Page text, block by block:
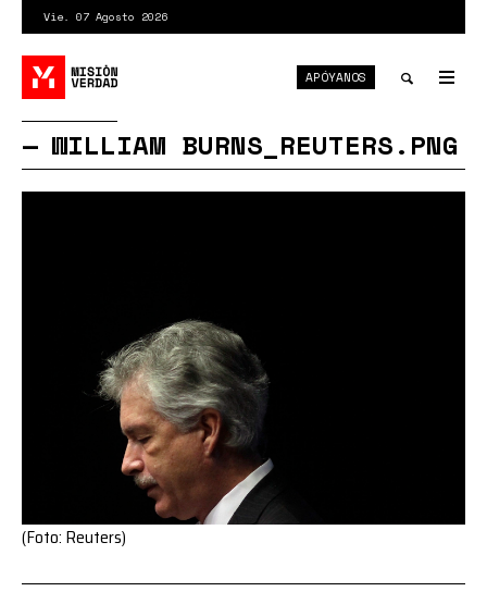
contenido
principal
Vie. 07 Agosto 2026
search
APÓYANOS
WILLIAM BURNS_REUTERS.PNG
(Foto: Reuters)